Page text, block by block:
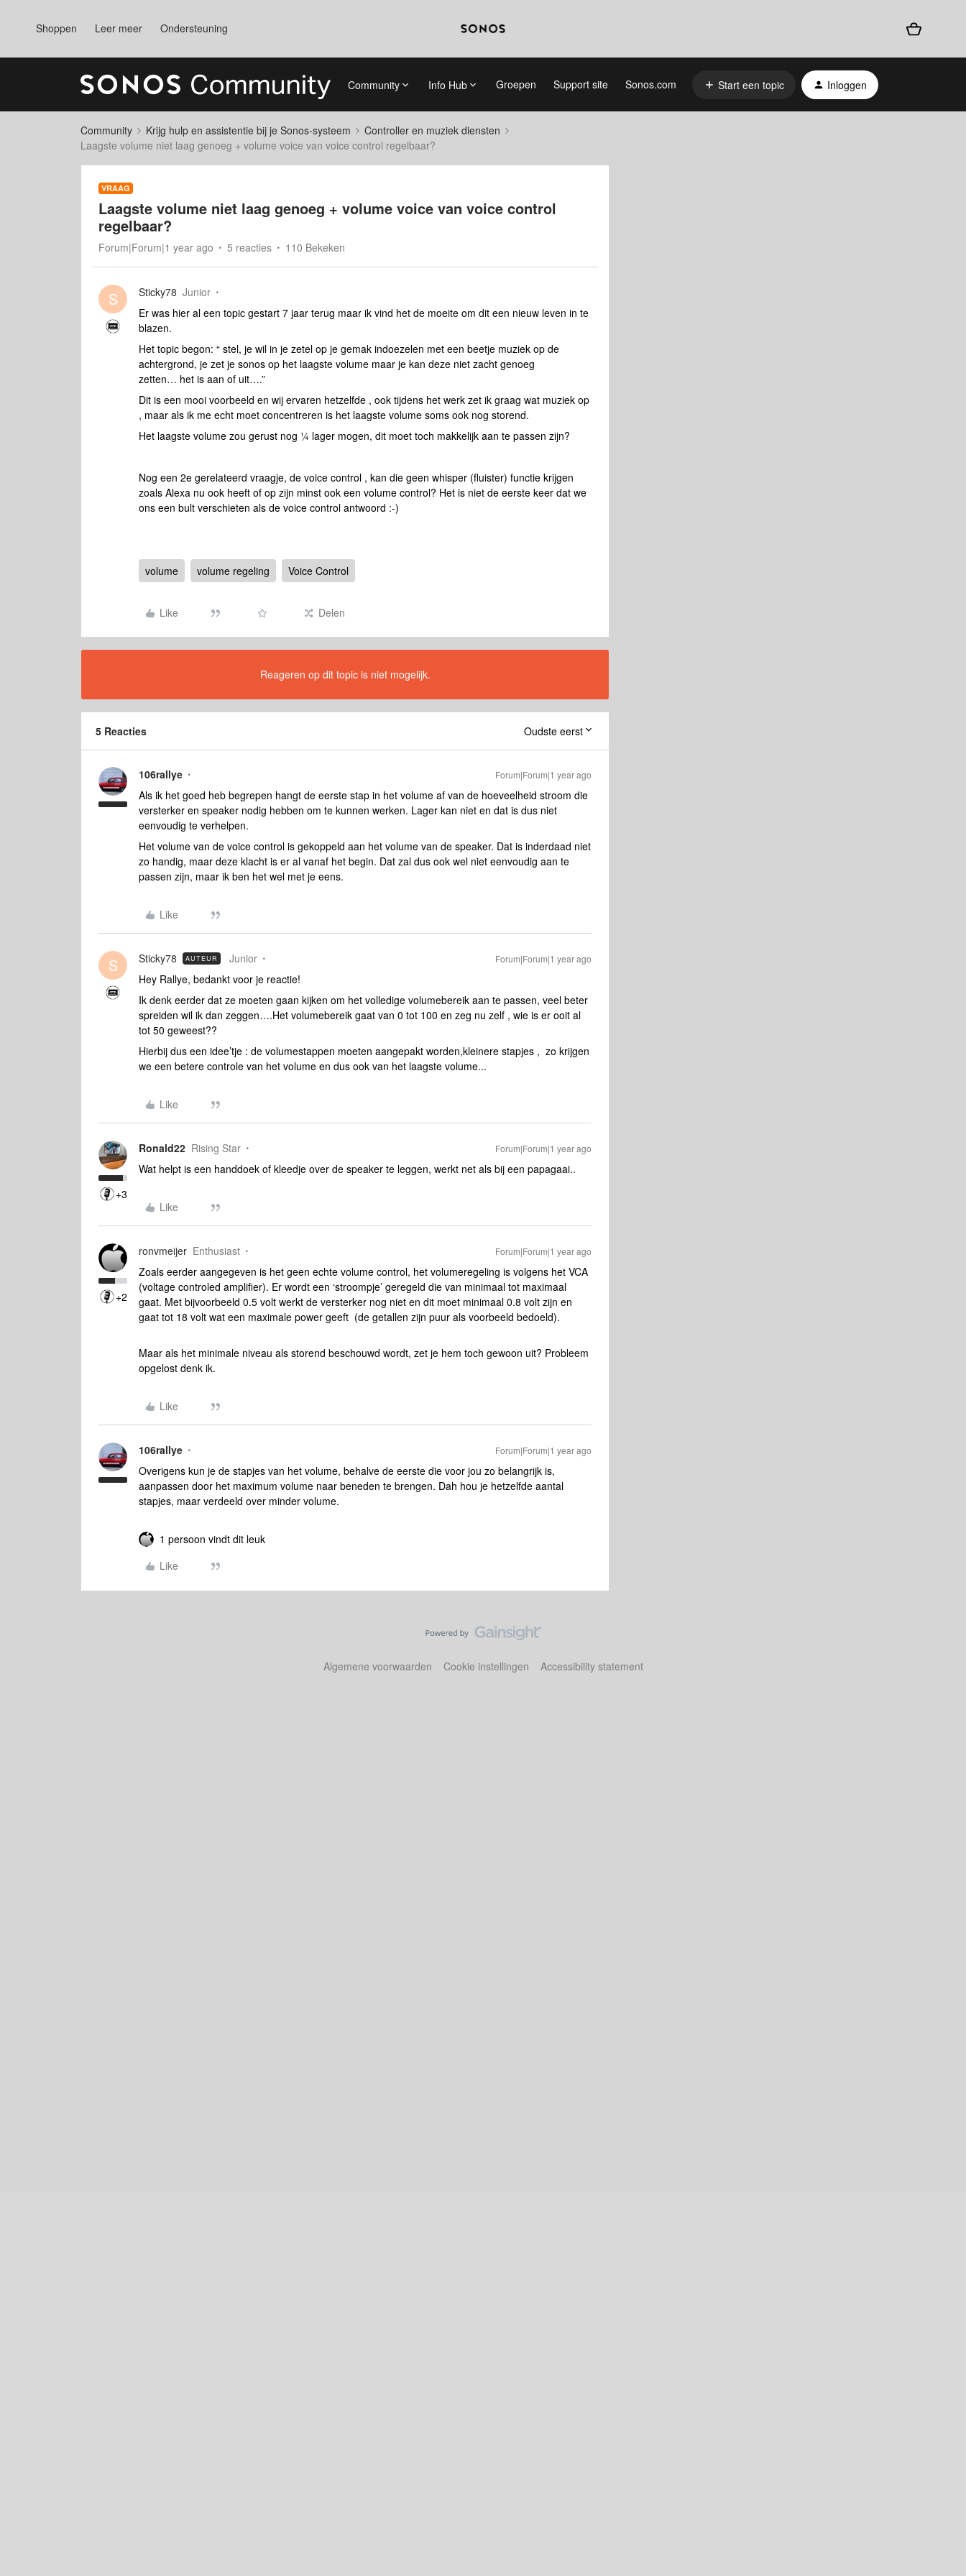
Shoppen Leer meer Ondersteuning
Community Info Hub Groepen Support site Sonos.com Start een topic Inloggen
Community Krijg hulp en assistentie bij je Sonos-systeem
Controller en muziek diensten
Laagste volume niet laag genoeg + volume voice van voice control regelbaar?
VRAAG
Laagste volume niet laag genoeg + volume voice van voice control
regelbaar?
Forum|Forum|1 year ago 5 reacties 110 Bekeken
S Sticky78 Junior
Er was hier al een topic gestart 7 jaar terug maar ik vind het de moeite om dit een nieuw leven in te
blazen.
Het topic begon: “ stel, je wil in je zetel op je gemak indoezelen met een beetje muziek op de
achtergrond, je zet je sonos op het laagste volume maar je kan deze niet zacht genoeg
zetten… het is aan of uit….”
Dit is een mooi voorbeeld en wij ervaren hetzelfde , ook tijdens het werk zet ik graag wat muziek op
, maar als ik me echt moet concentreren is het laagste volume soms ook nog storend.
Het laagste volume zou gerust nog ¼ lager mogen, dit moet toch makkelijk aan te passen zijn?
Nog een 2e gerelateerd vraagje, de voice control , kan die geen whisper (fluister) functie krijgen
zoals Alexa nu ook heeft of op zijn minst ook een volume control? Het is niet de eerste keer dat we
ons een bult verschieten als de voice control antwoord :-)
volume volume regeling Voice Control
Like Delen
Reageren op dit topic is niet mogelijk.
5 Reacties Oudste eerst
106rallye Forum|Forum|1 year ago
Als ik het goed heb begrepen hangt de eerste stap in het volume af van de hoeveelheid stroom die
versterker en speaker nodig hebben om te kunnen werken. Lager kan niet en dat is dus niet
eenvoudig te verhelpen.
Het volume van de voice control is gekoppeld aan het volume van de speaker. Dat is inderdaad niet
zo handig, maar deze klacht is er al vanaf het begin. Dat zal dus ook wel niet eenvoudig aan te
passen zijn, maar ik ben het wel met je eens.
Like
S Sticky78 AUTEUR Junior Forum|Forum|1 year ago
Hey Rallye, bedankt voor je reactie!
Ik denk eerder dat ze moeten gaan kijken om het volledige volumebereik aan te passen, veel beter
spreiden wil ik dan zeggen….Het volumebereik gaat van 0 tot 100 en zeg nu zelf , wie is er ooit al
tot 50 geweest??
Hierbij dus een idee’tje : de volumestappen moeten aangepakt worden,kleinere stapjes , zo krijgen
we een betere controle van het volume en dus ook van het laagste volume...
Like
+3
Ronald22 Rising Star Forum|Forum|1 year ago
Wat helpt is een handdoek of kleedje over de speaker te leggen, werkt net als bij een papagaai..
Like
+2
ronvmeijer Enthusiast Forum|Forum|1 year ago
Zoals eerder aangegeven is het geen echte volume control, het volumeregeling is volgens het VCA
(voltage controled amplifier). Er wordt een ‘stroompje’ geregeld die van minimaal tot maximaal
gaat. Met bijvoorbeeld 0.5 volt werkt de versterker nog niet en dit moet minimaal 0.8 volt zijn en
gaat tot 18 volt wat een maximale power geeft (de getallen zijn puur als voorbeeld bedoeld).
Maar als het minimale niveau als storend beschouwd wordt, zet je hem toch gewoon uit? Probleem
opgelost denk ik.
Like
106rallye Forum|Forum|1 year ago
Overigens kun je de stapjes van het volume, behalve de eerste die voor jou zo belangrijk is,
aanpassen door het maximum volume naar beneden te brengen. Dah hou je hetzelfde aantal
stapjes, maar verdeeld over minder volume.
1 persoon vindt dit leuk
Like
Algemene voorwaarden Cookie instellingen Accessibility statement